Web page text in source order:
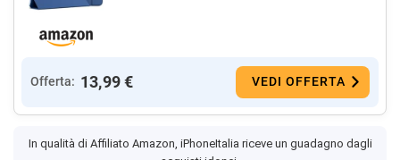
Offerta: 13,99 € VEDI OFFERTA
In qualità di Affiliato Amazon, iPhoneItalia riceve un guadagno dagli